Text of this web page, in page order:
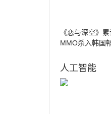
《恋与深空》
MMO杀入韩国
人工智能